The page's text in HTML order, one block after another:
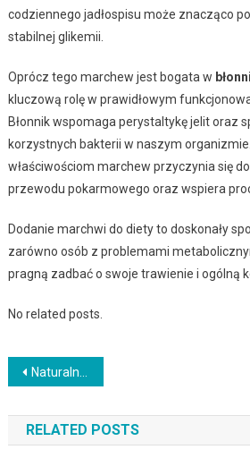
codziennego jadłospisu może znacząco
stabilnej glikemii.
Oprócz tego marchew jest bogata w
kluczową rolę w prawidłowym
Błonnik wspomaga perystaltykę jelit oraz
korzystnych bakterii w naszym
właściwościom marchew przyczynia się
przewodu pokarmowego oraz wspiera
Dodanie marchwi do diety to doskonały
zarówno osób z problemami
pragną zadbać o swoje trawienie i ogólną
No related posts.
Nawigacja
wpisu
Naturalne słodziki – zdrowy wybór do diety bez cukru
RELATED POSTS